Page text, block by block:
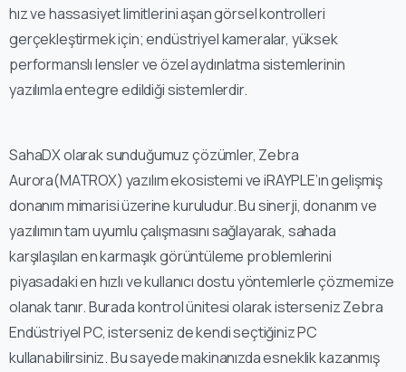
hız ve hassasiyet limitlerini aşan görsel kontrolleri
gerçekleştirmek için; endüstriyel kameralar, yüksek
performanslı lensler ve özel aydınlatma sistemlerinin
yazılımla entegre edildiği sistemlerdir.
SahaDX olarak sunduğumuz çözümler, Zebra
Aurora(MATROX) yazılım ekosistemi ve iRAYPLE’ın gelişmiş
donanım mimarisi üzerine kuruludur. Bu sinerji, donanım ve
yazılımın tam uyumlu çalışmasını sağlayarak, sahada
karşılaşılan en karmaşık görüntüleme problemlerini
piyasadaki en hızlı ve kullanıcı dostu yöntemlerle çözmemize
olanak tanır. Burada kontrol ünitesi olarak isterseniz Zebra
Endüstriyel PC, isterseniz de kendi seçtiğiniz PC
kullanabilirsiniz. Bu sayede makinanızda esneklik kazanmış